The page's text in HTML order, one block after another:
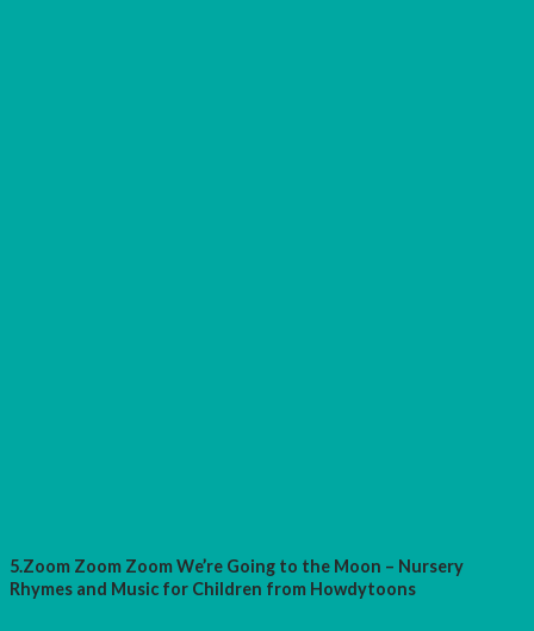
5.Zoom Zoom Zoom We’re Going to the Moon – Nursery
Rhymes and Music for Children from Howdytoons